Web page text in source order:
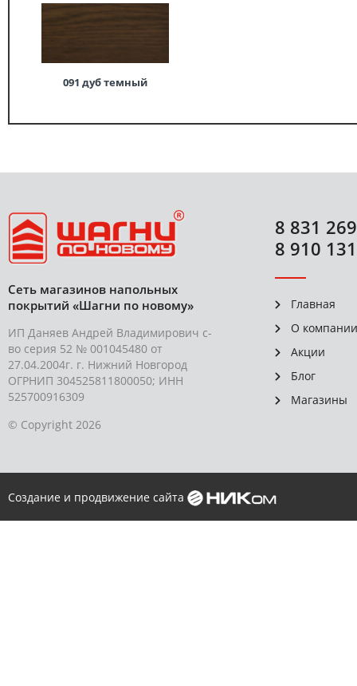
091 дуб темный
Сеть магазинов напольных
покрытий «Шагни по новому»
ИП Даняев Андрей Владимирович с-
во серия 52 № 001045480 от
27.04.2004г. г. Нижний Новгород
ОГРНИП 304525811800050; ИНН
525700916309
© Copyright 2026
8 831
8 910
Главная
О компании
Акции
Блог
Магазины
Создание и продвижение сайта